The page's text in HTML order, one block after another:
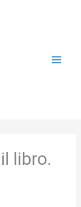
libro.